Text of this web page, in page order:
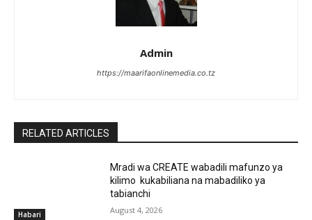
Admin
https://maarifaonlinemedia.co.tz
RELATED ARTICLES
Habari
Mradi wa CREATE wabadili mafunzo ya
kilimo kukabiliana na mabadiliko ya
tabianchi
August 4, 2026